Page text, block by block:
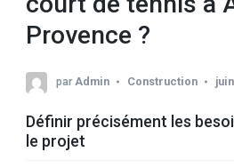
Provence ?
par Admin Construction
Définir précisément les
le projet